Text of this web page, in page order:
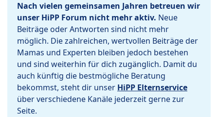
Nach vielen gemeinsamen Jahren betreuen wir
unser HiPP Forum nicht mehr aktiv. Neue
Beiträge oder Antworten sind nicht mehr
möglich. Die zahlreichen, wertvollen Beiträge der
Mamas und Experten bleiben jedoch bestehen
und sind weiterhin für dich zugänglich. Damit du
auch künftig die bestmögliche Beratung
bekommst, steht dir unser HiPP Elternservice
über verschiedene Kanäle jederzeit gerne zur
Seite.